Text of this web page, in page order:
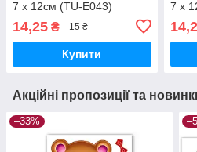
7 х 12см (TU-E043)
14,25 ₴ 15 ₴
Купити
7 х
Акційні пропозиції та
–33%